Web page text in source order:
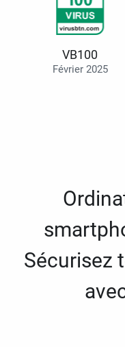
VB100
Février 2025
Sécurisez